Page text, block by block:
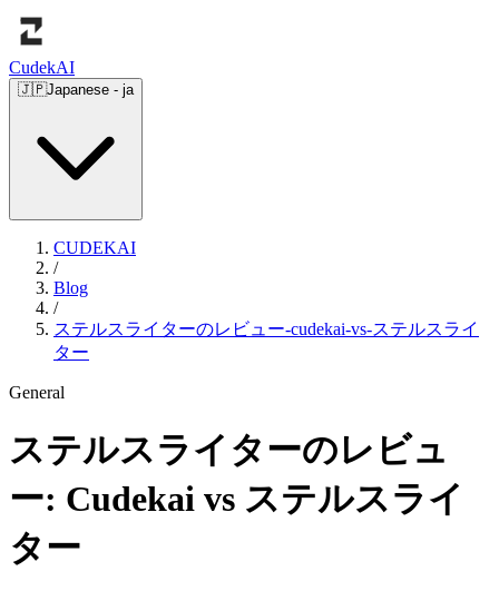
CudekAI
🇯🇵Japanese - ja
CUDEKAI
/
Blog
/
ステルスライターのレビュー-cudekai-vs-ステルスライ
ター
General
ステルスライターのレビュ
ー: Cudekai vs ステルスライ
ター